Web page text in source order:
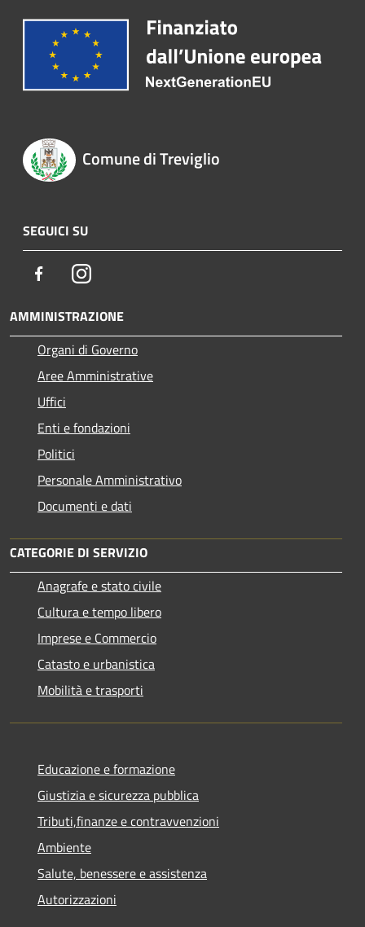
Comune di Treviglio
SEGUICI SU
FacebookInstagram
AMMINISTRAZIONE
Organi di Governo
Aree Amministrative
Uffici
Enti e fondazioni
Politici
Personale Amministrativo
Documenti e dati
CATEGORIE DI SERVIZIO
Anagrafe e stato civile
Cultura e tempo libero
Imprese e Commercio
Catasto e urbanistica
Mobilità e trasporti
Educazione e formazione
Giustizia e sicurezza pubblica
Tributi,finanze e contravvenzioni
Ambiente
Salute, benessere e assistenza
Autorizzazioni